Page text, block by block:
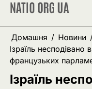
Перейти
вмісту
NATIO ORG UA
Домашня
Новини
Ізраїль несподівано
французьких
Ізраїль